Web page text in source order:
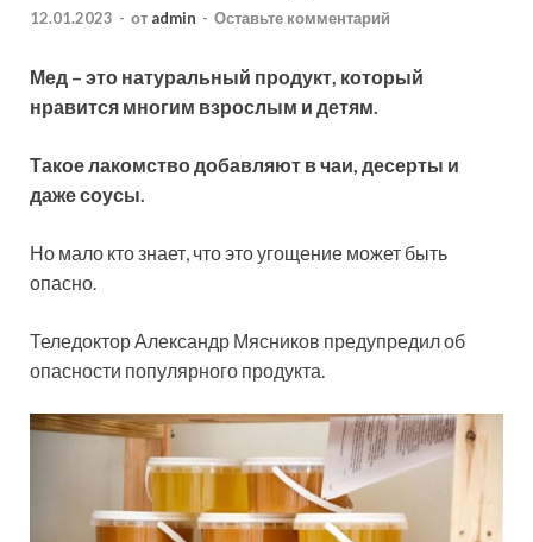
12.01.2023 - от admin - Оставьте комментарий
Мед – это натуральный продукт, который
нравится многим взрослым и детям.
Такое лакомство добавляют в чаи, десерты и
даже соусы.
Но мало кто знает, что это угощение может быть
опасно.
Теледоктор Александр Мясников предупредил об
опасности популярного продукта.